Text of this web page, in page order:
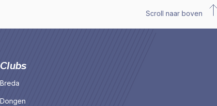
Scroll naar boven
Clubs
Breda
Dongen